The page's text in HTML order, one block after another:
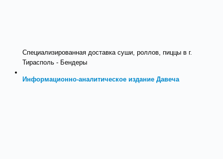
Специализированная доставка суши, роллов, пиццы в г.
Тирасполь - Бендеры
Информационно-аналитическое издание Давеча